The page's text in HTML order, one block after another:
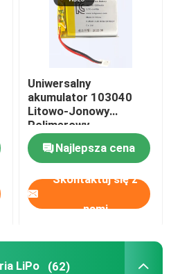
Uniwersalny
akumulator 103040
Litowo-Jonowy
Polimerowy
Akumulator 3.7v
1200mahNajlepsza cena
Skontaktuj się z
nami
LiPo (62)